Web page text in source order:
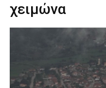
χειμώνα